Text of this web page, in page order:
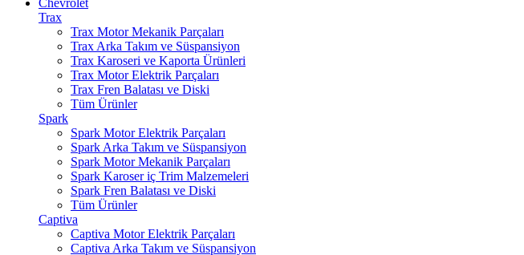
Chevrolet
Trax
Trax Motor Mekanik Parçaları
Trax Arka Takım ve Süspansiyon
Trax Karoseri ve Kaporta Ürünleri
Trax Motor Elektrik Parçaları
Trax Fren Balatası ve Diski
Tüm Ürünler
Spark
Spark Motor Elektrik Parçaları
Spark Arka Takım ve Süspansiyon
Spark Motor Mekanik Parçaları
Spark Karoser iç Trim Malzemeleri
Spark Fren Balatası ve Diski
Tüm Ürünler
Captiva
Captiva Motor Elektrik Parçaları
Captiva Arka Takım ve Süspansiyon